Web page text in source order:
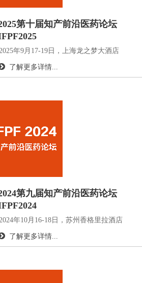
第十届知产前沿医药论坛
2025年9月17-19日，上海龙之梦大酒店
了解更多详情...
第九届知产前沿医药论坛
2024年10月16-18日，苏州香格里拉酒店
了解更多详情...